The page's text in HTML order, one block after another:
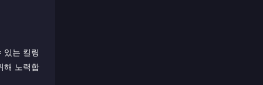
있는 킬링
해 노력합